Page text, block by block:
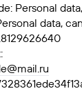
Personal
data,